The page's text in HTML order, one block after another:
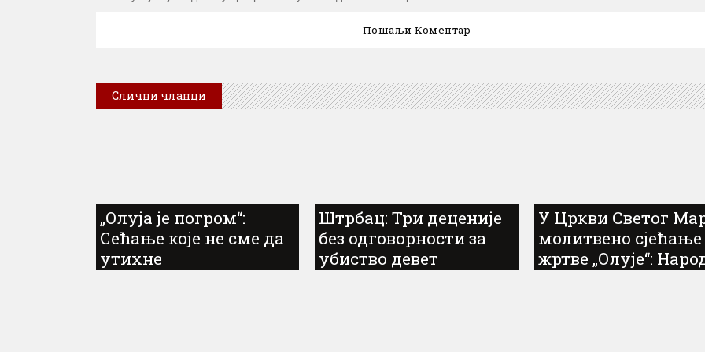
Слични чланци
„Олуја је погром“:
Сећање које не сме да
утихне
Штрбац: Три деценије
без одговорности за
убиство девет
У Цркви Светог
молитвено
жртве „Олује“: